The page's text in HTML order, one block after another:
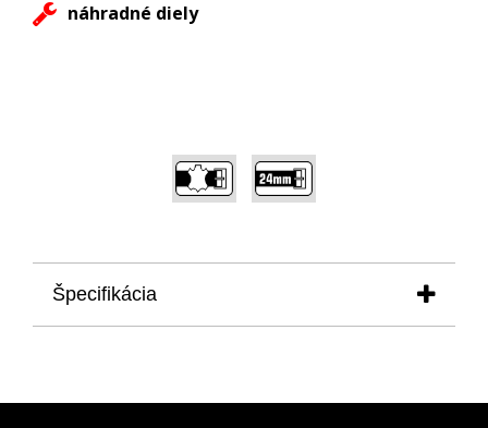
náhradné diely
Špecifikácia
materiál:koža prešívaná hnedou niťou a